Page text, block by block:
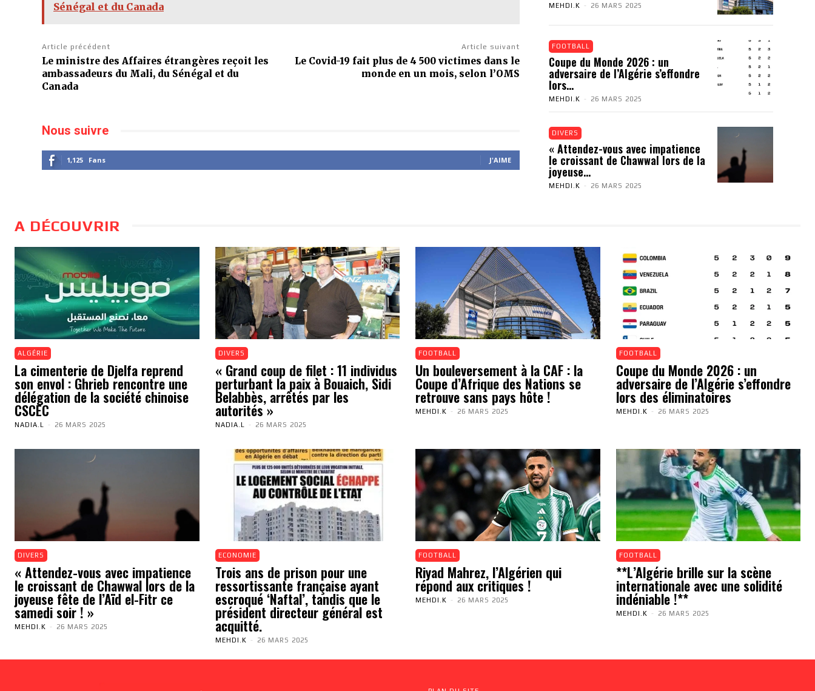
Sénégal et du Canada
Article précédent
Le ministre des Affaires étrangères reçoit les
ambassadeurs du Mali, du Sénégal et du
Canada
Article suivant
Le Covid-19 fait plus de 4 500 victimes dans le
monde en un mois, selon l’OMS
Nous suivre
1,125 Fans J'AIME
MEHDI.K - 26 MARS 2025
FOOTBALL
Coupe du Monde 2026 : un
adversaire de l’Algérie s’effondre
lors...
MEHDI.K - 26 MARS 2025
DIVERS
« Attendez-vous avec impatience
le croissant de Chawwal lors de la
joyeuse...
MEHDI.K - 26 MARS 2025
A DÉCOUVRIR
ALGÉRIE
La cimenterie de Djelfa reprend
son envol : Ghrieb rencontre une
délégation de la société chinoise
CSCEC
NADIA.L - 26 MARS 2025
DIVERS
« Grand coup de filet : 11 individus
perturbant la paix à Bouaich, Sidi
Belabbès, arrêtés par les
autorités »
NADIA.L - 26 MARS 2025
FOOTBALL
Un bouleversement à la CAF : la
Coupe d’Afrique des Nations se
retrouve sans pays hôte !
MEHDI.K - 26 MARS 2025
FOOTBALL
Coupe du Monde 2026 : un
adversaire de l’Algérie s’effondre
lors des éliminatoires
MEHDI.K - 26 MARS 2025
DIVERS
« Attendez-vous avec impatience
le croissant de Chawwal lors de la
joyeuse fête de l’Aïd el-Fitr ce
samedi soir ! »
MEHDI.K - 26 MARS 2025
ECONOMIE
Trois ans de prison pour une
ressortissante française ayant
escroqué ‘Naftal’, tandis que le
président directeur général est
acquitté.
MEHDI.K - 26 MARS 2025
FOOTBALL
Riyad Mahrez, l’Algérien qui
répond aux critiques !
MEHDI.K - 26 MARS 2025
FOOTBALL
**L’Algérie brille sur la scène
internationale avec une solidité
indéniable !**
MEHDI.K - 26 MARS 2025